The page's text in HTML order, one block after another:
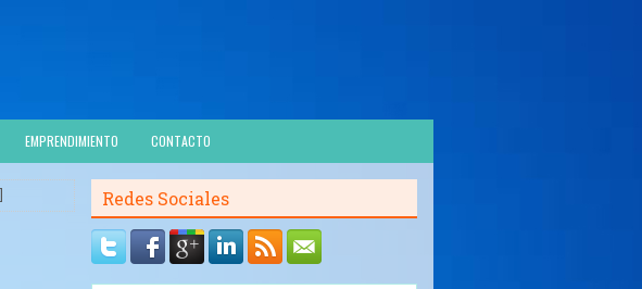
EMPRENDIMIENTO CONTACTO
Redes Sociales